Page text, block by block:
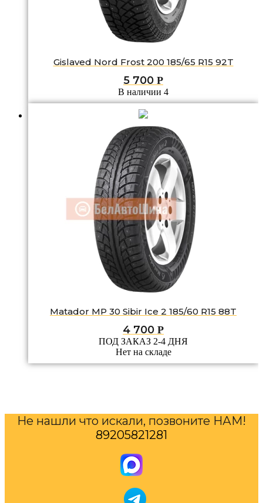
Gislaved Nord Frost 200 185/65 R15 92T
5 700 Р
В наличии 4
Matador MP 30 Sibir Ice 2 185/60 R15 88T
4 700 Р
ПОД ЗАКАЗ 2-4 ДНЯ
Нет на складе
Не нашли что искали, позвоните НАМ!
89205821281